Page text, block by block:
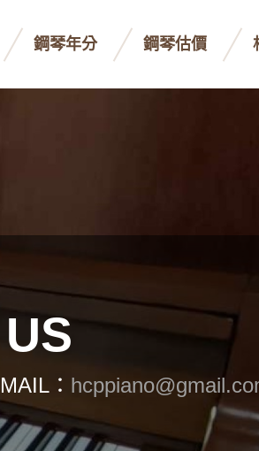
鋼琴年分 鋼琴估價
：